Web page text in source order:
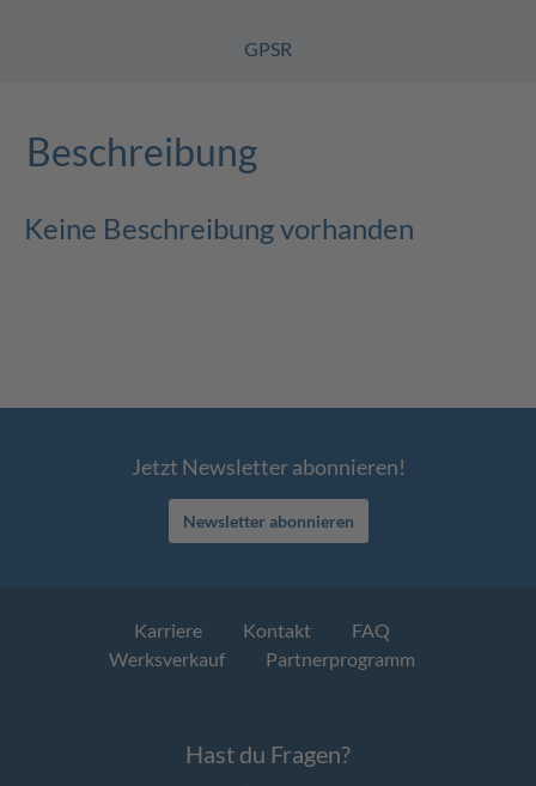
GPSR
Beschreibung
Keine Beschreibung vorhanden
Jetzt Newsletter abonnieren!
Newsletter abonnieren
Karriere Kontakt
FAQ
Werksverkauf
Partnerprogramm
Hast du Fragen?